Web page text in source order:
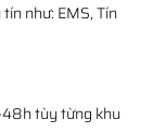
như: EMS, Tín
48h tùy từng khu